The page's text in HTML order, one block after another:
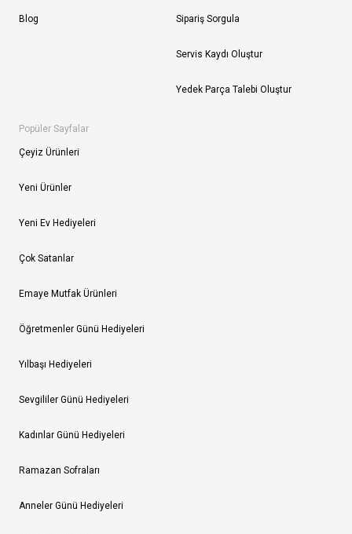
Blog Sipariş Sorgula
Servis Kaydı Oluştur
Yedek Parça Talebi Oluştur
Popüler Sayfalar
Çeyiz Ürünleri
Yeni Ürünler
Yeni Ev Hediyeleri
Çok Satanlar
Emaye Mutfak Ürünleri
Öğretmenler Günü Hediyeleri
Yılbaşı Hediyeleri
Sevgililer Günü Hediyeleri
Kadınlar Günü Hediyeleri
Ramazan Sofraları
Anneler Günü Hediyeleri